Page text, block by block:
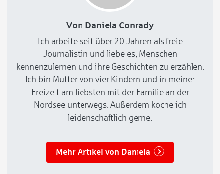
Von Daniela Conrady
Ich arbeite seit über 20 Jahren als freie
Journalistin und liebe es, Menschen
kennenzulernen und ihre Geschichten zu erzählen.
Ich bin Mutter von vier Kindern und in meiner
Freizeit am liebsten mit der Familie an der
Nordsee unterwegs. Außerdem koche ich
leidenschaftlich gerne.
Mehr Artikel von Daniela